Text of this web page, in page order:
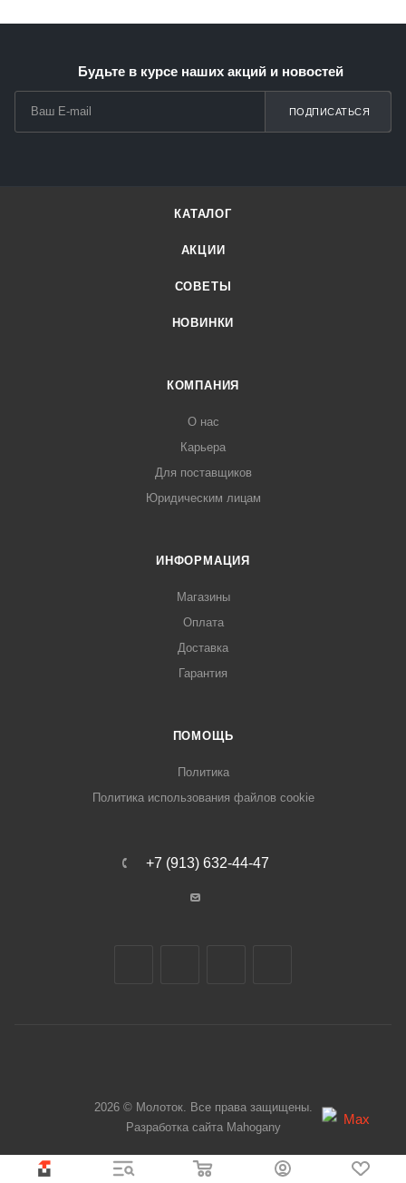
Будьте в курсе наших акций и новостей
ПОДПИСАТЬСЯ
КАТАЛОГ
АКЦИИ
СОВЕТЫ
НОВИНКИ
КОМПАНИЯ
О нас
Карьера
Для поставщиков
Юридическим лицам
ИНФОРМАЦИЯ
Магазины
Оплата
Доставка
Гарантия
ПОМОЩЬ
Политика
Политика использования файлов cookie
+7 (913) 632-44-47
2026 © Молоток. Все права защищены.
Разработка сайта Mahogany